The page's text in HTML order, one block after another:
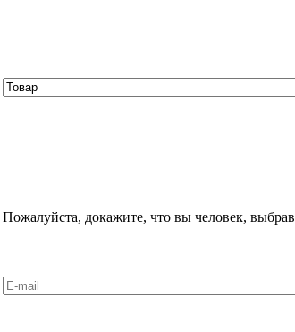
Пожалуйста, докажите, что вы человек, выбрав